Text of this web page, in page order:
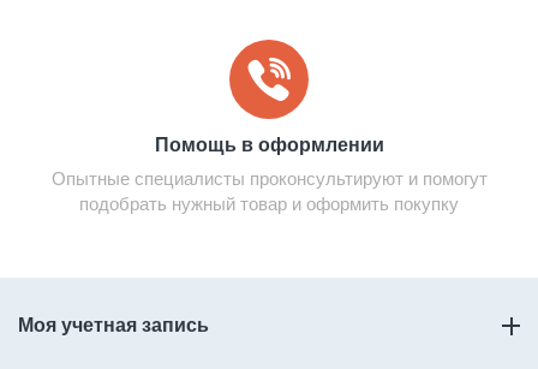
Помощь в оформлении
Опытные специалисты проконсультируют и помогут
подобрать нужный товар и оформить покупку
Моя учетная запись